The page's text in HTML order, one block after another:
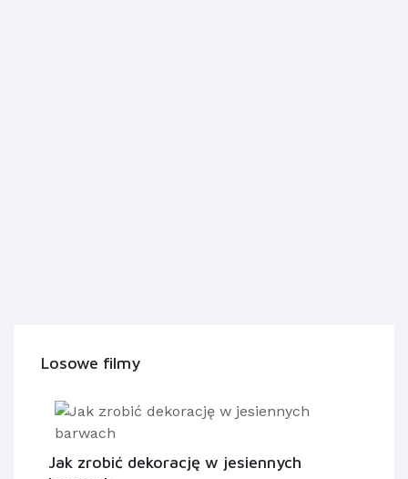
Losowe filmy
Jak zrobić dekorację w jesiennych